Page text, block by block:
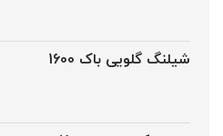
شیلنگ گلویی باک 1600